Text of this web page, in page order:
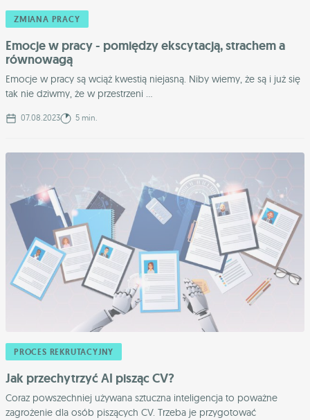
ZMIANA PRACY
Emocje w pracy - pomiędzy ekscytacją, strachem a
równowagą
Emocje w pracy są wciąż kwestią niejasną. Niby wiemy, że są i już się
tak nie dziwmy, że w przestrzeni ...
07.08.2023 5 min.
PROCES REKRUTACYJNY
Jak przechytrzyć AI pisząc CV?
Coraz powszechniej używana sztuczna inteligencja to poważne
zagrożenie dla osób piszących CV. Trzeba je przygotować